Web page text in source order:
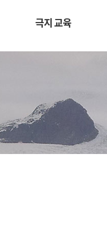
극지 교육